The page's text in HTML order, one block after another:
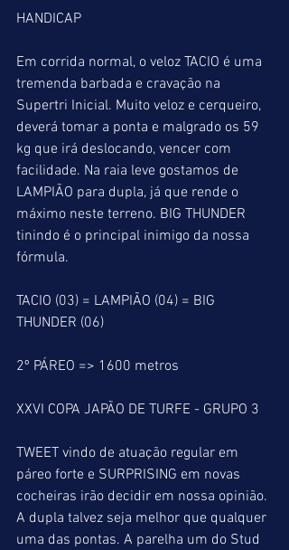
HANDICAP
Em corrida normal, o veloz TACIO é uma
tremenda barbada e cravação na
Supertri Inicial. Muito veloz e cerqueiro,
deverá tomar a ponta e malgrado os 59
kg que irá deslocando, vencer com
facilidade. Na raia leve gostamos de
LAMPIÃO para dupla, já que rende o
máximo neste terreno. BIG THUNDER
tinindo é o principal inimigo da nossa
fórmula.
TACIO (03) = LAMPIÃO (04) = BIG
THUNDER (06)
2º PÁREO => 1600 metros
XXVI COPA JAPÃO DE TURFE - GRUPO 3
TWEET vindo de atuação regular em
páreo forte e SURPRISING em novas
cocheiras irão decidir em nossa opinião.
A dupla talvez seja melhor que qualquer
uma das pontas. A parelha um do Stud